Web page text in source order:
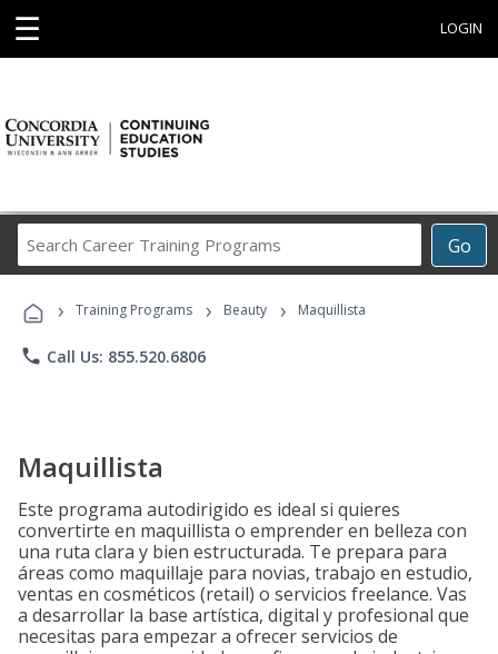
☰ LOGIN
Go
Career
Programs
› Training Programs › Beauty › Maquillista
phone Call Us: 855.520.6806
Maquillista
Este programa autodirigido es ideal si quieres
convertirte en maquillista o emprender en belleza con
una ruta clara y bien estructurada. Te prepara para
áreas como maquillaje para novias, trabajo en estudio,
ventas en cosméticos (retail) o servicios freelance. Vas
a desarrollar la base artística, digital y profesional que
necesitas para empezar a ofrecer servicios de